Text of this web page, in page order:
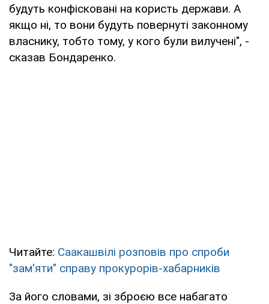
будуть конфісковані на користь держави. А
якщо ні, то вони будуть повернуті законному
власнику, тобто тому, у кого були вилучені", -
сказав Бондаренко.
Читайте: Саакашвілі розповів про спроби
"зам'яти" справу прокурорів-хабарників
За його словами, зі зброєю все набагато